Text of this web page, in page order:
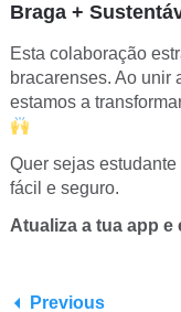
Braga +
Esta colaboração
bracarenses. Ao unir
estamos a
Quer sejas
fácil e seguro.
Atualiza a tua app e
Previous